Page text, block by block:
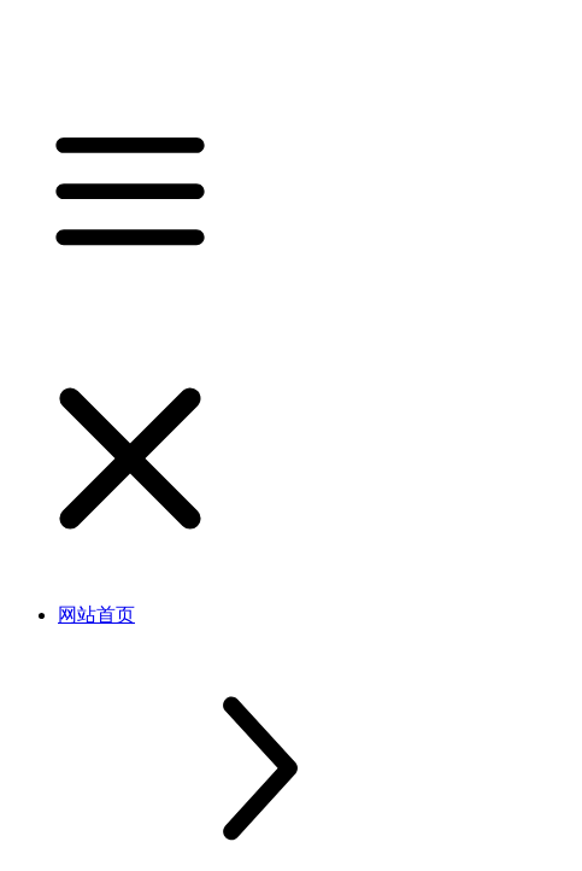
网站首页